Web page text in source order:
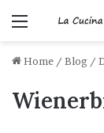
Menu
Home / Blog /